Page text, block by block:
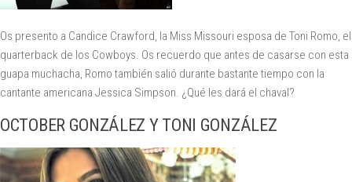
Os presento a Candice Crawford, la Miss Missouri esposa de Toni Romo, el
quarterback de los Cowboys. Os recuerdo que antes de casarse con esta
guapa muchacha, Romo también salió durante bastante tiempo con la
cantante americana Jessica Simpson. ¿Qué les dará el chaval?
OCTOBER GONZÁLEZ Y TONI GONZÁLEZ